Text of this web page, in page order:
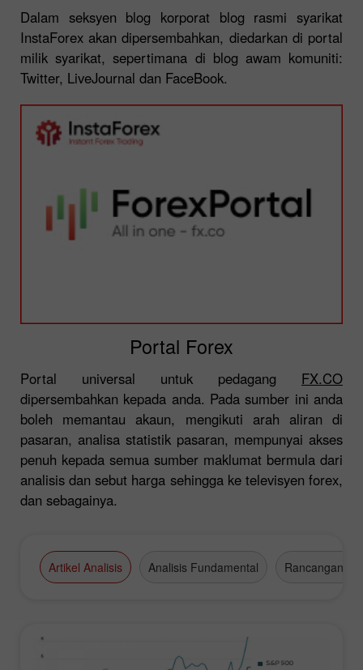
Dalam seksyen blog korporat blog rasmi syarikat
InstaForex akan dipersembahkan, diedarkan di portal
milik syarikat, sepertimana di blog awam komuniti:
Twitter, LiveJournal dan FaceBook.
Portal Forex
Portal universal untuk pedagang FX.CO
dipersembahkan kepada anda. Pada sumber ini anda
boleh memantau akaun, mengikuti arah aliran di
pasaran, analisa statistik pasaran, mempunyai akses
penuh kepada semua sumber maklumat bermula dari
analisis dan sebut harga sehingga ke televisyen forex,
dan sebagainya.
Artikel Analisis Analisis Fundamental Rancangan